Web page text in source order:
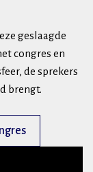
geslaagde
congres en
de sprekers
brengt.